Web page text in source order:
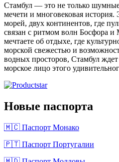
Стамбул — это не только
мечети и многовековая история.
морей, двух континентов, где
связан с ритмом волн Босфора
мечтаете об отдыхе, где
морской свежестью и
водных просторов, Стамбул
морское лицо этого
Новые паспорта
🇲🇨 Паспорт Монако
🇵🇹 Паспорт Португалии